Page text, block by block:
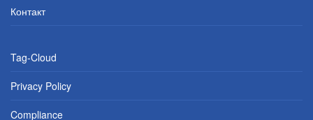
Контакт
Tag-Cloud
Privacy Policy
Compliance